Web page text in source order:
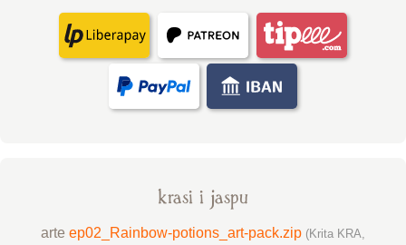
krasi i jaspu
arte ep02_Rainbow-potions_art-pack.zip (Krita KRA,